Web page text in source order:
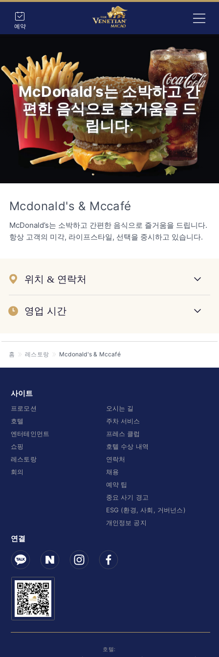
예약
McDonald’s는 소박하고 간
편한 음식으로 즐거움을 드
립니다.
Mcdonald's & Mccafé
McDonald’s는 소박하고 간편한 음식으로 즐거움을 드립니다.
항상 고객의 미각, 라이프스타일, 선택을 중시하고 있습니다.
위치 & 연락처
영업 시간
홈 레스토랑 Mcdonald's & Mccafé
사이트
프로모션
호텔
엔터테인먼트
쇼핑
레스토랑
회의
오시는 길
주차 서비스
프레스 클럽
호텔 수상 내역
연락처
채용
예약 팁
중요 사기 경고
ESG (환경, 사회, 거버넌스)
개인정보 공지
연결
호텔: